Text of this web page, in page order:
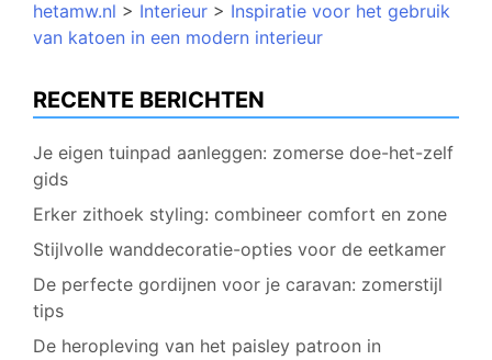
hetamw.nl > Interieur > Inspiratie voor het gebruik
van katoen in een modern interieur
RECENTE BERICHTEN
Je eigen tuinpad aanleggen: zomerse doe-het-zelf
gids
Erker zithoek styling: combineer comfort en zone
Stijlvolle wanddecoratie-opties voor de eetkamer
De perfecte gordijnen voor je caravan: zomerstijl
tips
De heropleving van het paisley patroon in